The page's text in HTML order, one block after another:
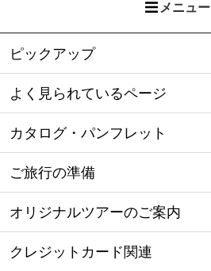
メニュー
ピックアップ
よく見られているページ
カタログ・パンフレット
ご旅行の準備
オリジナルツアーのご案内
クレジットカード関連